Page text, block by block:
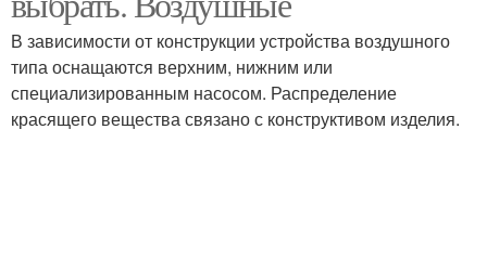
В зависимости от конструкции устройства воздушного
типа оснащаются верхним, нижним или
специализированным насосом. Распределение
красящего вещества связано с конструктивом изделия.